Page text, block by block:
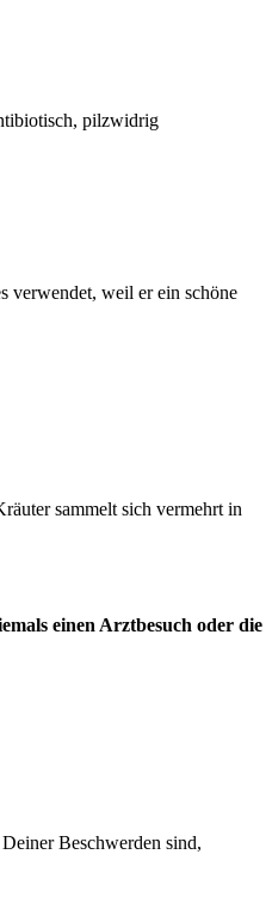
pilzwidrig
verwendet, weil er ein schöne
sammelt sich vermehrt in
einen Arztbesuch oder die
Beschwerden sind,